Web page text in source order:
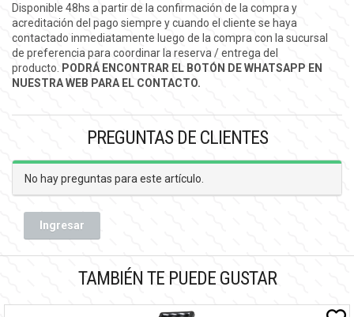
Disponible 48hs a partir de la confirmación de la compra y
acreditación del pago siempre y cuando el cliente se haya
contactado inmediatamente luego de la compra con la sucursal
de preferencia para coordinar la reserva / entrega del
producto. PODRÁ ENCONTRAR EL BOTÓN DE WHATSAPP EN
NUESTRA WEB PARA EL CONTACTO.
PREGUNTAS DE CLIENTES
No hay preguntas para este artículo.
Ingresar
TAMBIÉN TE PUEDE GUSTAR